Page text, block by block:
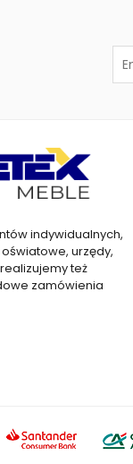
indywidualnych,
urzędy,
też
zamówienia